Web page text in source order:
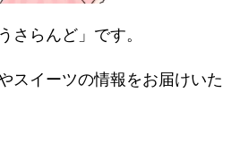
さらんど」です。
スイーツの情報をお届けいた